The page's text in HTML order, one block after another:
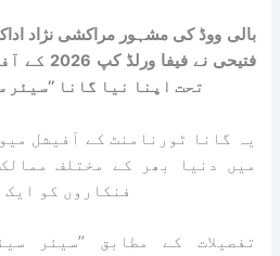
بالی ووڈ کی مشہور مراکشی نژاد
فتیحی نے
تحت اپنا نیا گانا ’’سیئر
یہ گانا ٹورنامنٹ کے آفیشل
میں دنیا بھر کے مختلف
فنکاروں کو ایک
تفصیلات کے مطابق ’’سیئر